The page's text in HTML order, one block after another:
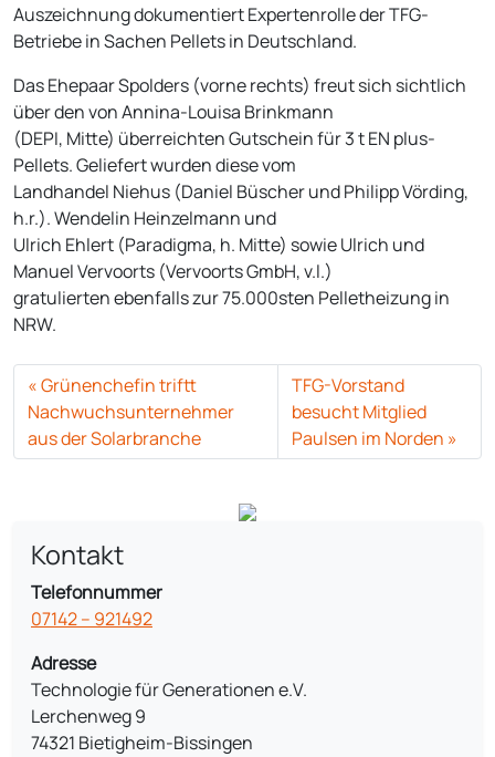
Auszeichnung dokumentiert Expertenrolle der TFG-
Betriebe in Sachen Pellets in Deutschland.
Das Ehepaar Spolders (vorne rechts) freut sich sichtlich
über den von Annina-Louisa Brinkmann
(DEPI, Mitte) überreichten Gutschein für 3 t EN plus-
Pellets. Geliefert wurden diese vom
Landhandel Niehus (Daniel Büscher und Philipp Vörding,
h.r.). Wendelin Heinzelmann und
Ulrich Ehlert (Paradigma, h. Mitte) sowie Ulrich und
Manuel Vervoorts (Vervoorts GmbH, v.l.)
gratulierten ebenfalls zur 75.000sten Pelletheizung in
NRW.
Grünenchefin triftt
Nachwuchsunternehmer
aus der Solarbranche
TFG-Vorstand
besucht Mitglied
Paulsen im Norden
Kontakt
Telefonnummer
07142 – 921492
Adresse
Technologie für Generationen e.V.
Lerchenweg 9
74321 Bietigheim-Bissingen